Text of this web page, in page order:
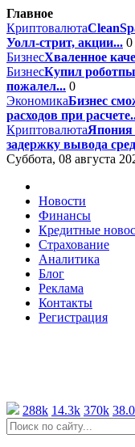
Главное
Криптовалюта
Уолл-стрит, акции... 0
БизнесХваленное
БизнесКупил
пожалел... 0
ЭкономикаБизнес
расходов при
КриптовалютаЯпония
задержку вывода
Суббота, 08 августа
Новости
Финансы
Кредитные
Страхование
Аналитика
Блог
Реклама
Контакты
Регистрация
288k 14.3k 370k